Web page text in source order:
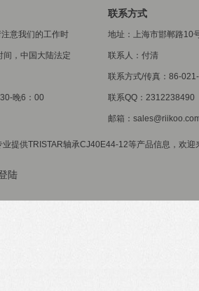
意我们的工作时
间，中国大陆法定
晚6：00
联系方式
地址：上海市邯郸路10
联系人：付清
联系方式/传真：86-
联系QQ：2312238490
邮箱：
提供TRISTAR轴承CJ40E44-12等产品信息，欢
陆